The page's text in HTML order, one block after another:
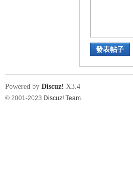
發表帖子
Powered by Discuz! X3.4
© 2001-2023 Discuz! Team.